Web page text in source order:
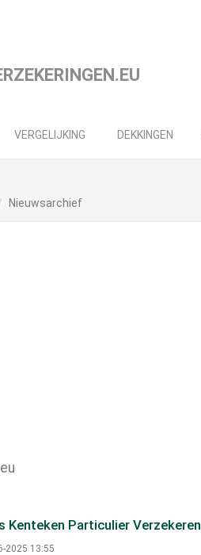
VERGELIJKING DEKKINGEN
Nieuwsarchief
Kenteken Particulier
2025 13:55